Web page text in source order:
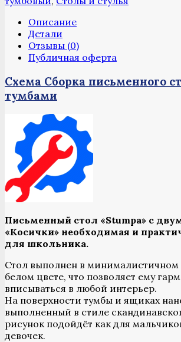
двумя
тумбами
"Косички"
Описание
Детали
Отзывы (0)
Публичная оферта
Схема Сборка письменного
тумбами
Письменный стол «Stumpa» с
«Косички» необходимая и
для школьника.
Стол выполнен в минималистичном
белом цвете, что позволяет ему
вписываться в любой интерьер.
На поверхности тумбы и ящиках
выполненный в стиле
рисунок подойдёт как для
девочек.